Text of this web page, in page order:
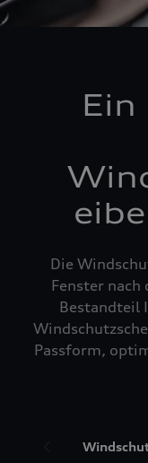
Die
Fenster nach
Bestandteil
Passform,